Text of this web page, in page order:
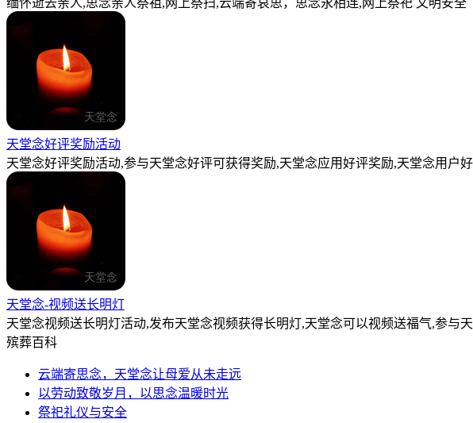
天堂念好评奖励活动
天堂念好评奖励活动,参与天堂念好评可获得奖励,天堂念应用好评奖励,天堂念用户
天堂念-视频送长明灯
天堂念视频送长明灯活动,发布天堂念视频获得长明灯,天堂念可以视频送福气,参与
殡葬百科
云端寄思念，天堂念让母爱从未走远
以劳动致敬岁月，以思念温暖时光
祭祀礼仪与安全